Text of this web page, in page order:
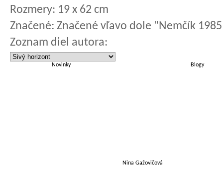
Rozmery: 19 x 62 cm
Značené: Značené vľavo dole "Nemčík
Zoznam diel autora:
Novinky Blogy
Nina Gažovičová